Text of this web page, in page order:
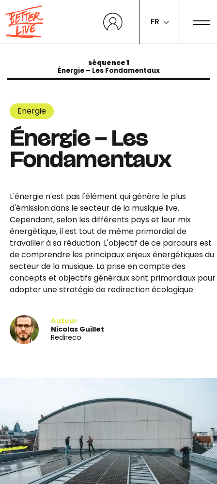
FR
séquence 1
Énergie – Les Fondamentaux
Energie
Énergie – Les
Fondamentaux
L'énergie n'est pas l'élément qui génère le plus
d'émission dans le secteur de la musique live.
Cependant, selon les différents pays et leur mix
énergétique, il est tout de même primordial de
travailler à sa réduction. L'objectif de ce parcours est
de comprendre les principaux enjeux énergétiques du
secteur de la musique. La prise en compte des
concepts et objectifs généraux sont primordiaux pour
adopter une stratégie de redirection écologique.
Auteur
Nicolas Guillet
Redireco
Panneau de gestion des cookies